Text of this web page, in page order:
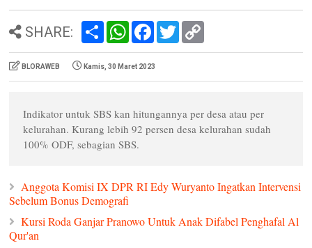
SHARE:
e
W
s
A
b
o
w
e
i
BLORAWEB Kamis, 30 Maret 2023
Indikator untuk SBS kan hitungannya per desa atau per
kelurahan. Kurang lebih 92 persen desa kelurahan sudah
100% ODF, sebagian SBS.
Anggota Komisi IX DPR RI Edy Wuryanto Ingatkan Intervensi
Sebelum Bonus Demografi
Kursi Roda Ganjar Pranowo Untuk Anak Difabel Penghafal Al
Qur'an